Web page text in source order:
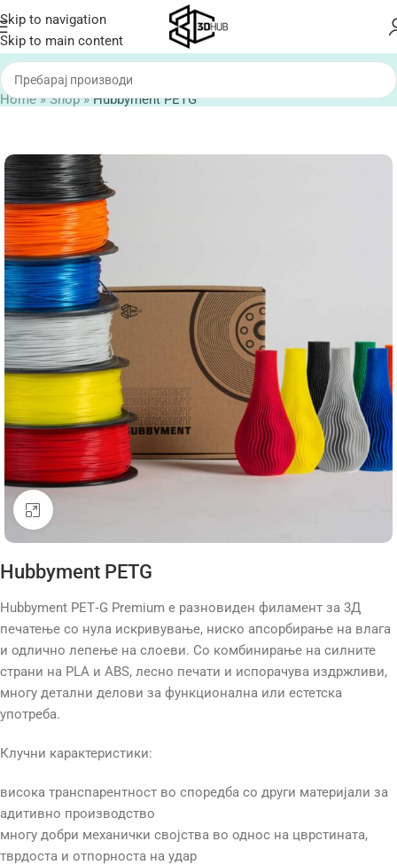
Skip to navigation
Skip to main content
Home»Shop»Hubbyment PETG
Click to enlarge
Hubbyment PETG
Hubbyment PET‑G Premium е разновиден филамент за 3Д
печатење со нула искривување, ниско апсорбирање на влага
и одлично лепење на слоеви. Со комбинирање на силните
страни на PLA и ABS, лесно печати и испорачува издржливи,
многу детални делови за функционална или естетска
употреба.
Клучни карактеристики:
висока транспарентност во споредба со други материјали за
адитивно производство
многу добри механички својства во однос на цврстината,
тврдоста и отпорноста на удар